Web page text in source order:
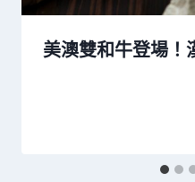
美澳雙和牛登場！